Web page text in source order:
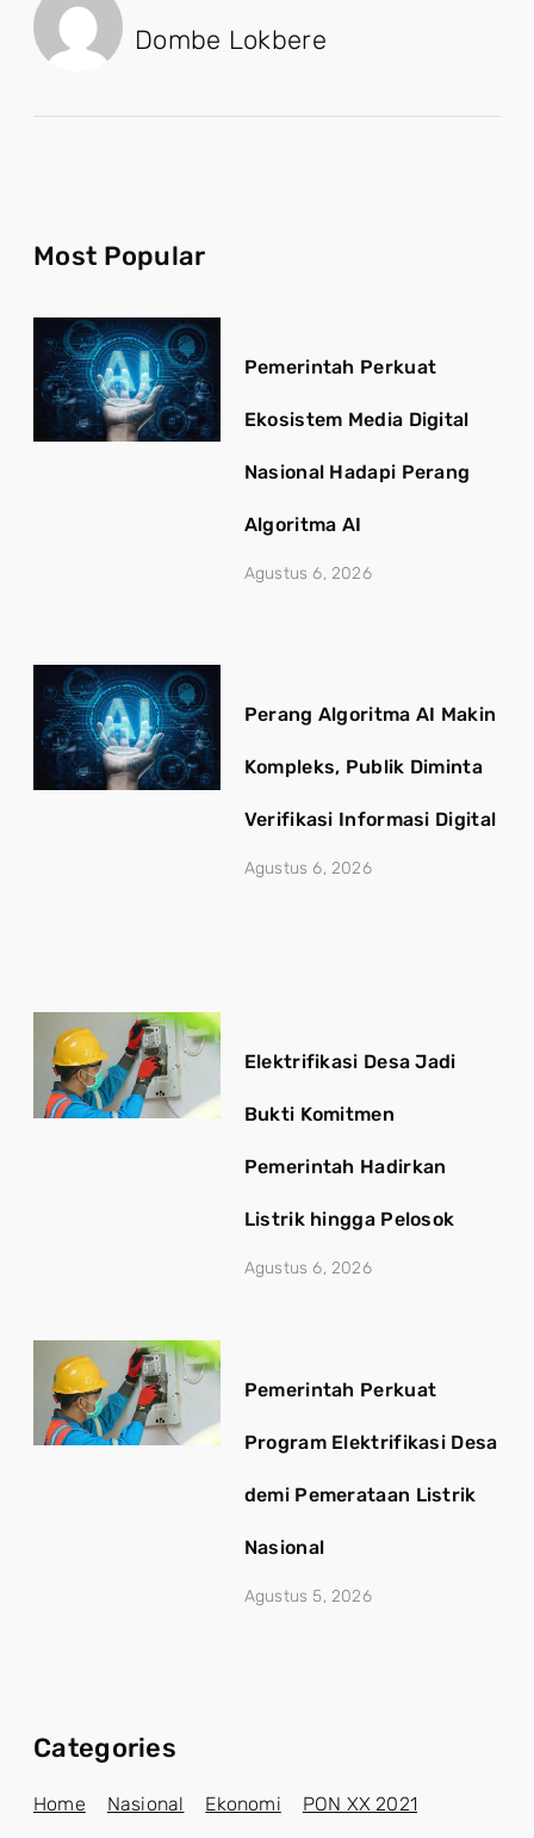
Dombe Lokbere
Most Popular
Pemerintah Perkuat
Ekosistem Media Digital
Nasional Hadapi Perang
Algoritma AI
Agustus 6, 2026
Perang Algoritma AI Makin
Kompleks, Publik Diminta
Verifikasi Informasi Digital
Agustus 6, 2026
Elektrifikasi Desa Jadi
Bukti Komitmen
Pemerintah Hadirkan
Listrik hingga Pelosok
Agustus 6, 2026
Pemerintah Perkuat
Program Elektrifikasi Desa
demi Pemerataan Listrik
Nasional
Agustus 5, 2026
Categories
Home Nasional Ekonomi PON XX 2021